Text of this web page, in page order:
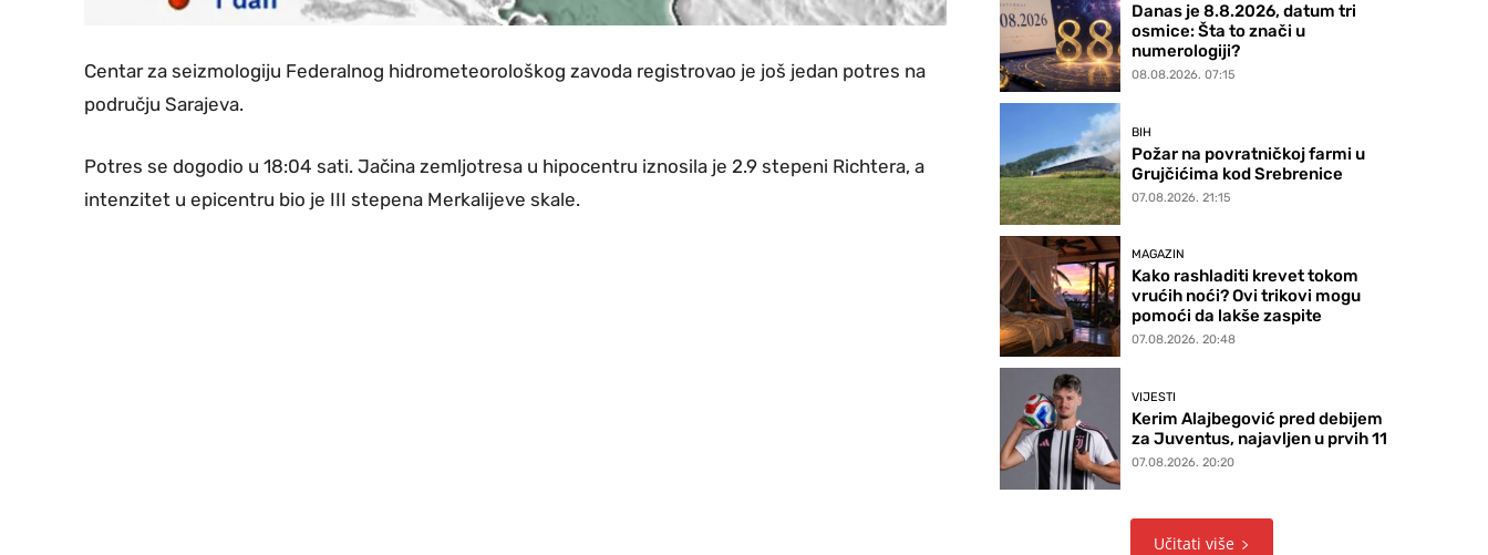
Centar za seizmologiju Federalnog hidrometeorološkog zavoda registrovao je još jedan potres na
području Sarajeva.
Potres se dogodio u 18:04 sati. Jačina zemljotresa u hipocentru iznosila je 2.9 stepeni Richtera, a
intenzitet u epicentru bio je III stepena Merkalijeve skale.
Danas je 8.8.2026, datum tri
osmice: Šta to znači u
numerologiji?
08.08.2026. 07:15
BIH
Požar na povratničkoj farmi u
Grujčićima kod Srebrenice
07.08.2026. 21:15
MAGAZIN
Kako rashladiti krevet tokom
vrućih noći? Ovi trikovi mogu
pomoći da lakše zaspite
07.08.2026. 20:48
VIJESTI
Kerim Alajbegović pred debijem
za Juventus, najavljen u prvih 11
07.08.2026. 20:20
Učitati više